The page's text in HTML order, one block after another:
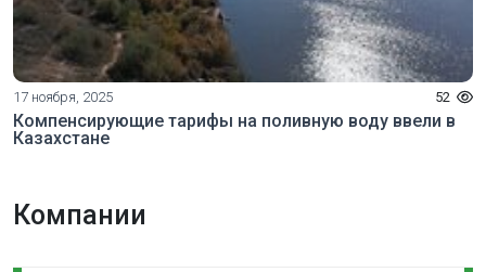
17 ноября, 2025 52
Компенсирующие тарифы на поливную воду ввели в
Казахстане
Компании